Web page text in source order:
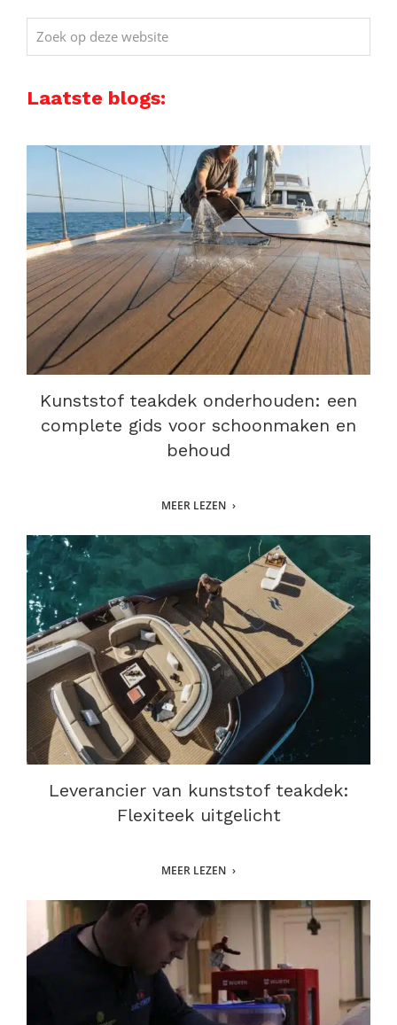
Zoek
op
website
Laatste blogs:
Kunststof teakdek onderhouden: een
complete gids voor schoonmaken en
behoud
MEER LEZEN
Leverancier van kunststof teakdek:
Flexiteek uitgelicht
MEER LEZEN